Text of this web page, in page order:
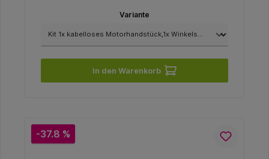
Variante
In den Warenkorb
-37.8 %